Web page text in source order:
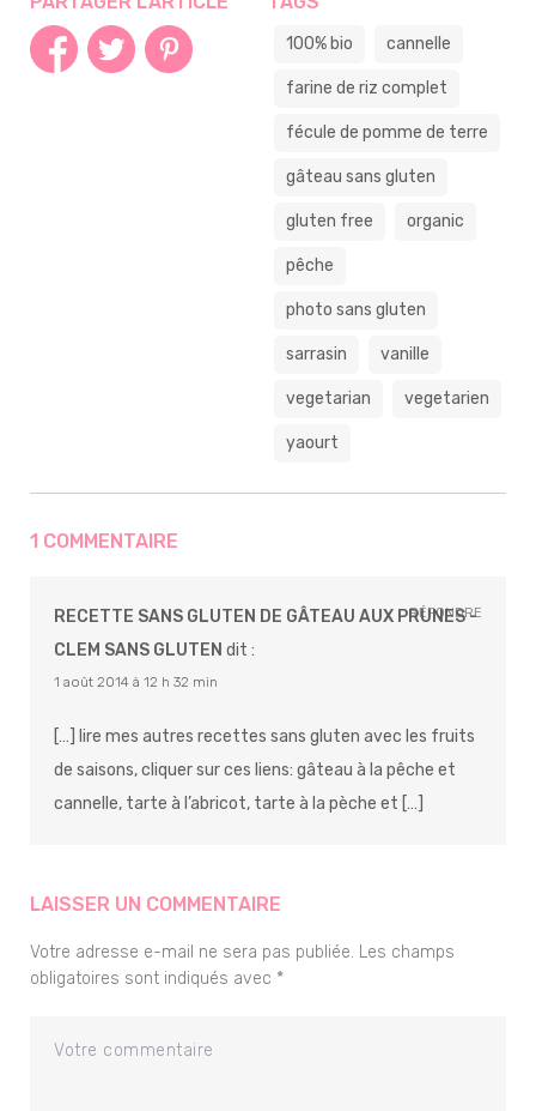
100% bio cannelle
farine de riz complet
fécule de pomme de terre
gâteau sans gluten
gluten free organic
pêche
photo sans gluten
sarrasin vanille
vegetarian vegetarien
yaourt
1 COMMENTAIRE
RECETTE SANS GLUTEN DE GÂTEAU AUX PRUNES -
CLEM SANS GLUTEN dit :
1 août 2014 à 12 h 32 min
[…] lire mes autres recettes sans gluten avec les fruits
de saisons, cliquer sur ces liens: gâteau à la pêche et
cannelle, tarte à l’abricot, tarte à la pèche et […]
RÉPONDRE
LAISSER UN COMMENTAIRE
Votre adresse e-mail ne sera pas publiée. Les champs
obligatoires sont indiqués avec *